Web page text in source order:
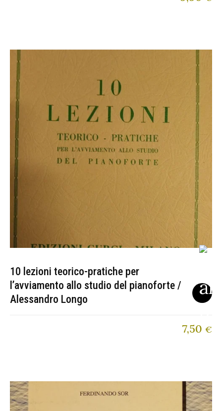
10 lezioni teorico-pratiche per
l’avviamento allo studio del pianoforte /
Alessandro Longo
7,50 €